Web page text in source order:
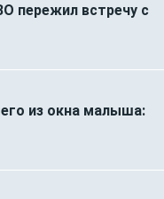
пережил встречу с
из окна малыша: